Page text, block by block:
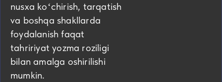
nusxa koʻchirish, tarqatish
va boshqa shakllarda
foydalanish faqat
tahririyat yozma roziligi
bilan amalga oshirilishi
mumkin.